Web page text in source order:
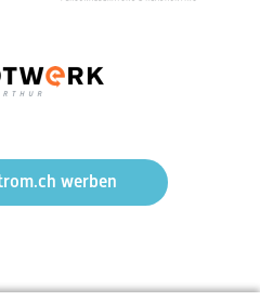
werben